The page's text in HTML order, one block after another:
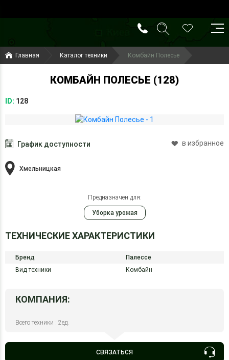
(099) 644-79-22
(050) 416-93-27
Главная Каталог техники Комбайн Полесье
КОМБАЙН ПОЛЕСЬЕ (128)
ID: 128
График доступности в избранное
Хмельницкая
Предназначен для:
Уборка урожая
ТЕХНИЧЕСКИЕ ХАРАКТЕРИСТИКИ
Бренд
Палессе
Вид техники
Комбайн
КОМПАНИЯ:
Всего техники : 2ед.
СВЯЗАТЬСЯ